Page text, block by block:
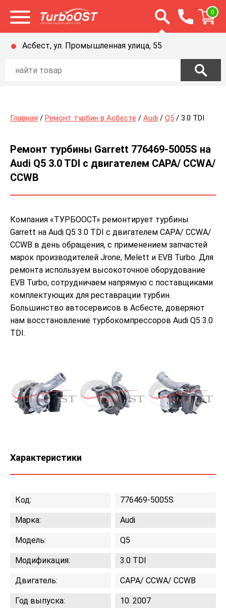
Открыть меню Открыть строку
0
Асбест, ул. Промышленная улица, 55
Главная / Ремонт турбин в Асбесте / Audi / Q5 / 3.0 TDI
Ремонт турбины Garrett 776469-5005S на
Audi Q5 3.0 TDI с двигателем CAPA/ CCWA/
CCWB
Компания «ТУРБООСТ» ремонтирует турбины
Garrett на Audi Q5 3.0 TDI с двигателем CAPA/ CCWA/
CCWB в день обращения, с применением запчастей
марок производителей Jrone, Melett и EVB Turbo. Для
ремонта используем высокоточное оборудование
EVB Turbo, сотрудничаем напрямую с поставщиками
комплектующих для реставрации турбин.
Большинство автосервисов в Асбесте, доверяют
нам восстановление турбокомпрессоров Audi Q5 3.0
TDI.
Характеристики
Код: 776469-5005S
Марка: Audi
Модель: Q5
Модификация: 3.0 TDI
Двигатель: CAPA/ CCWA/ CCWB
Год выпуска: 10. 2007